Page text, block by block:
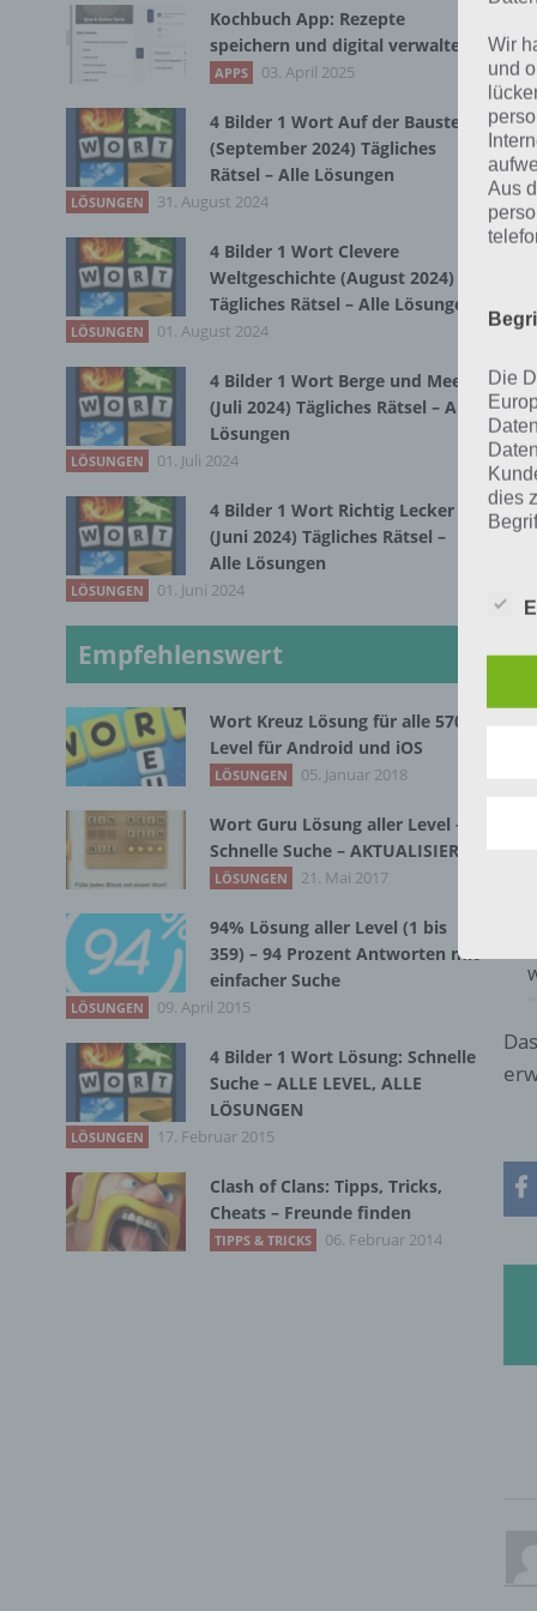
Kochbuch App: Rezepte
speichern und digital verwalten
APPS 03. April 2025
4 Bilder 1 Wort Auf der Baustelle
(September 2024) Tägliches
Rätsel – Alle Lösungen
LÖSUNGEN 31. August 2024
4 Bilder 1 Wort Clevere
Weltgeschichte (August 2024)
Tägliches Rätsel – Alle Lösungen
LÖSUNGEN 01. August 2024
4 Bilder 1 Wort Berge und Meer
(Juli 2024) Tägliches Rätsel – Alle
Lösungen
LÖSUNGEN 01. Juli 2024
4 Bilder 1 Wort Richtig Lecker
(Juni 2024) Tägliches Rätsel –
Alle Lösungen
LÖSUNGEN 01. Juni 2024
Empfehlenswert
Wort Kreuz Lösung für alle 570
Level für Android und iOS
LÖSUNGEN 05. Januar 2018
Wort Guru Lösung aller Level –
Schnelle Suche – AKTUALISIERT
LÖSUNGEN 21. Mai 2017
94% Lösung aller Level (1 bis
359) – 94 Prozent Antworten mit
einfacher Suche
LÖSUNGEN 09. April 2015
4 Bilder 1 Wort Lösung: Schnelle
Suche – ALLE LEVEL, ALLE
LÖSUNGEN
LÖSUNGEN 17. Februar 2015
Clash of Clans: Tipps, Tricks,
Cheats – Freunde finden
TIPPS & TRICKS 06. Februar 2014
Wir
und
Aus
Die
dies